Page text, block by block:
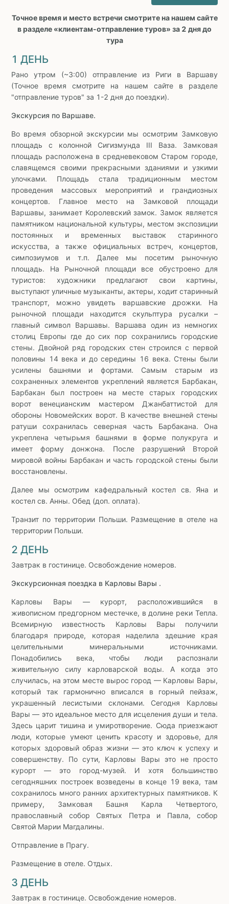
Точное время и место встречи смотрите на нашем сайте
в разделе «клиентам-отправление туров» за 2 дня до
тура
1 ДЕНЬ
Рано утром (~3:00) отправление из Риги в Варшаву
(Точное время смотрите на нашем сайте в разделе
"отправление туров" за 1-2 дня до поездки).
Экскурсия по Варшаве.
Во время обзорной экскурсии мы осмотрим Замковую
площадь с колонной Сигизмунда III Ваза. Замковая
площадь расположена в средневековом Старом городе,
славящемся своими прекрасными зданиями и узкими
улочками. Площадь стала традиционным местом
проведения массовых мероприятий и грандиозных
концертов. Главное место на Замковой площади
Варшавы, занимает Королевский замок. Замок является
памятником национальной культуры, местом экспозиции
постоянных и временных выставок старинного
искусства, а также официальных встреч, концертов,
симпозиумов и т.п. Далее мы посетим рыночную
площадь. На Рыночной площади все обустроено для
туристов: художники предлагают свои картины,
выступают уличные музыканты, актеры, ходит старинный
транспорт, можно увидеть варшавские дрожки. На
рыночной площади находится скульптура русалки –
главный символ Варшавы. Варшава один из немногих
столиц Европы где до сих пор сохранились городские
стены. Двойной ряд городских стен строился с первой
половины 14 века и до середины 16 века. Стены были
усилены башнями и фортами. Самым старым из
сохраненных элементов укреплений является Барбакан,
Барбакан был построен на месте старых городских
ворот венецианским мастером Джанбаттистой для
обороны Новомейских ворот. В качестве внешней стены
ратуши сохранилась северная часть Барбакана. Она
укреплена четырьмя башнями в форме полукруга и
имеет форму донжона. После разрушений Второй
мировой войны Барбакан и часть городской стены были
восстановлены.
Далее мы осмотрим кафедральный костел св. Яна и
костел св. Анны. Обед (доп. оплата).
Транзит по территории Польши. Размещение в отеле на
территории Польши.
2 ДЕНЬ
Завтрак в гостинице. Освобождение номеров.
Экскурсионная поездка в Карловы Вары .
Карловы Вары — курорт, расположившийся в
живописном предгорном местечке, в долине реки Тепла.
Всемирную известность Карловы Вары получили
благодаря природе, которая наделила здешние края
целительными минеральными источниками.
Понадобились века, чтобы люди распознали
живительную силу карловарской воды. А когда это
случилась, на этом месте вырос город — Карловы Вары,
который так гармонично вписался в горный пейзаж,
украшенный лесистыми склонами. Сегодня Карловы
Вары — это идеальное место для исцеления души и тела.
Здесь царит тишина и умиротворение. Сюда приезжают
люди, которые умеют ценить красоту и здоровье, для
которых здоровый образ жизни — это ключ к успеху и
совершенству. По сути, Карловы Вары это не просто
курорт — это город-музей. И хотя большинство
сегодняшних построек возведены в конце 19 века, там
сохранилось много ранних архитектурных памятников. К
примеру, Замковая Башня Карла Четвертого,
православный собор Святых Петра и Павла, собор
Святой Марии Магдалины.
Отправление в Прагу.
Размещение в отеле. Отдых.
3 ДЕНЬ
Завтрак в гостинице. Освобождение номеров.